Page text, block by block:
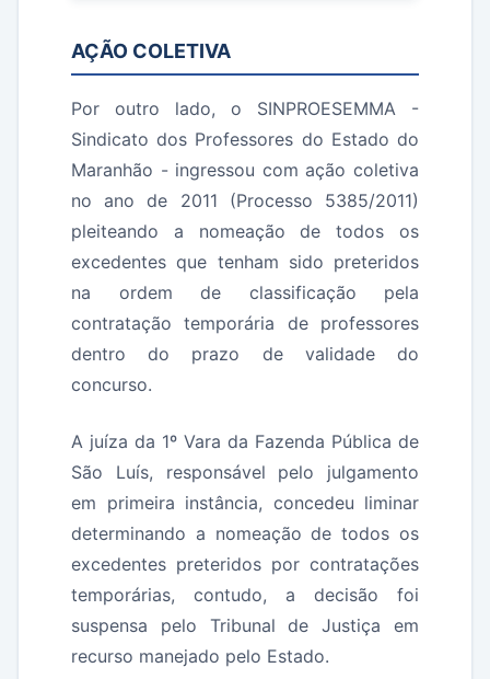
AÇÃO COLETIVA
Por outro lado, o SINPROESEMMA -
Sindicato dos Professores do Estado do
Maranhão - ingressou com ação coletiva
no ano de 2011 (Processo 5385/2011)
pleiteando a nomeação de todos os
excedentes que tenham sido preteridos
na ordem de classificação pela
contratação temporária de professores
dentro do prazo de validade do
concurso.
A juíza da 1º Vara da Fazenda Pública de
São Luís, responsável pelo julgamento
em primeira instância, concedeu liminar
determinando a nomeação de todos os
excedentes preteridos por contratações
temporárias, contudo, a decisão foi
suspensa pelo Tribunal de Justiça em
recurso manejado pelo Estado.